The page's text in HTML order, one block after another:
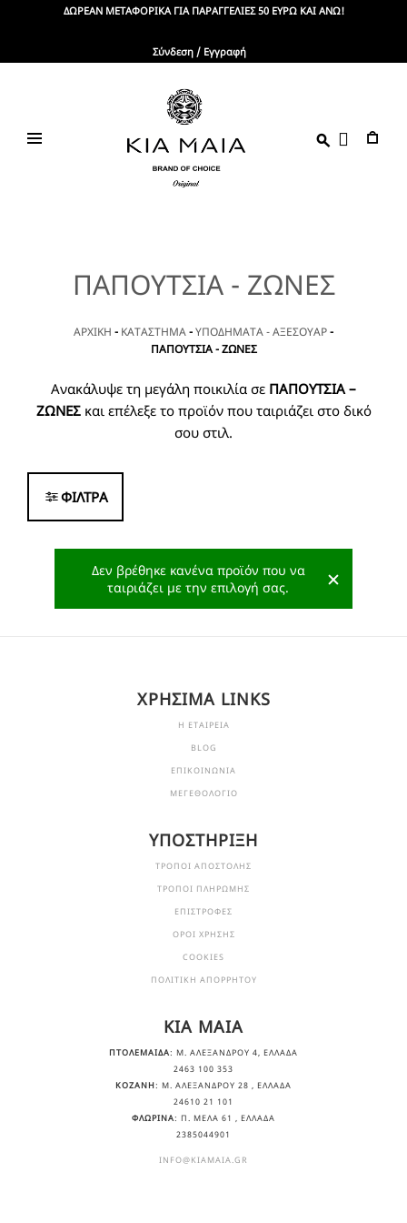
ΔΩΡΕΑΝ ΜΕΤΑΦΟΡΙΚΑ ΓΙΑ ΠΑΡΑΓΓΕΛΙΕΣ 50 ΕΥΡΩ ΚΑΙ ΑΝΩ!
Σύνδεση / Εγγραφή
ΠΑΠΟΥΤΣΙΑ - ΖΩΝΕΣ
ΑΡΧΙΚΗ - ΚΑΤΑΣΤΗΜΑ-ΥΠΟΔΗΜΑΤΑ - ΑΞΕΣΟΥΑΡ-
ΠΑΠΟΥΤΣΙΑ - ΖΩΝΕΣ
Ανακάλυψε τη μεγάλη ποικιλία σε ΠΑΠΟΥΤΣΙΑ –
ΖΩΝΕΣκαι επέλεξε το προϊόν που ταιριάζει στο δικό
σου στιλ.
ΦΙΛΤΡΑ
Δεν βρέθηκε κανένα προϊόν που να
ταιριάζει με την επιλογή σας.
ΧΡΗΣΙΜΑ LINKS
Η ΕΤΑΙΡΕΙΑ
BLOG
ΕΠΙΚΟΙΝΩΝΙΑ
ΜΕΓΕΘΟΛΟΓΙΟ
ΥΠΟΣΤΗΡΙΞΗ
ΤΡΟΠΟΙ ΑΠΟΣΤΟΛΗΣ
ΤΡΟΠΟΙ ΠΛΗΡΩΜΗΣ
ΕΠΙΣΤΡΟΦΕΣ
ΟΡΟΙ ΧΡΗΣΗΣ
COOKIES
ΠΟΛΙΤΙΚΗ ΑΠΟΡΡΗΤΟΥ
KIA MAIA
ΠΤΟΛΕΜΑΙΔΑ: Μ. ΑΛΕΞΆΝΔΡΟΥ 4, ΕΛΛΆΔΑ
2463 100 353
ΚΟΖΑΝΗ: Μ. ΑΛΕΞΆΝΔΡΟΥ 28 , ΕΛΛΆΔΑ
24610 21 101
ΦΛΩΡΙΝΑ: Π. ΜΕΛΑ 61 , ΕΛΛΆΔΑ
2385044901
INFO@KIAMAIA.GR